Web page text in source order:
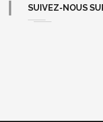
SUIVEZ-NOUS